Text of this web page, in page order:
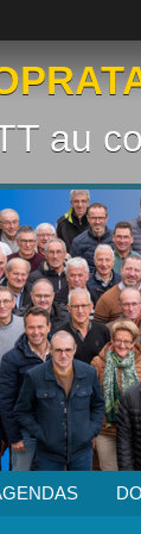
au